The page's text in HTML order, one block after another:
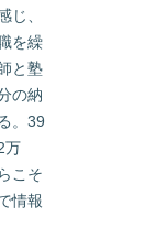
じ、
を繰
と塾
の納
。39
万
こそ
情報